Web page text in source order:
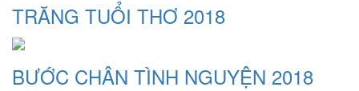
TRĂNG TUỔI THƠ 2018
BƯỚC CHÂN TÌNH NGUYỆN 2018